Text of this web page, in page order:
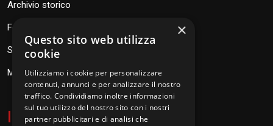
Archivio storico
Fondazione Don Orione
SEV Orione 84
Messaggi don Orione
I nformazioni
×
Questo sito web utilizza
cookie
Utilizziamo i cookie per personalizzare
contenuti, annunci e per analizzare il nostro
traffico. Condividiamo inoltre informazioni
sul tuo utilizzo del nostro sito con i nostri
partner pubblicitari e di analisi che